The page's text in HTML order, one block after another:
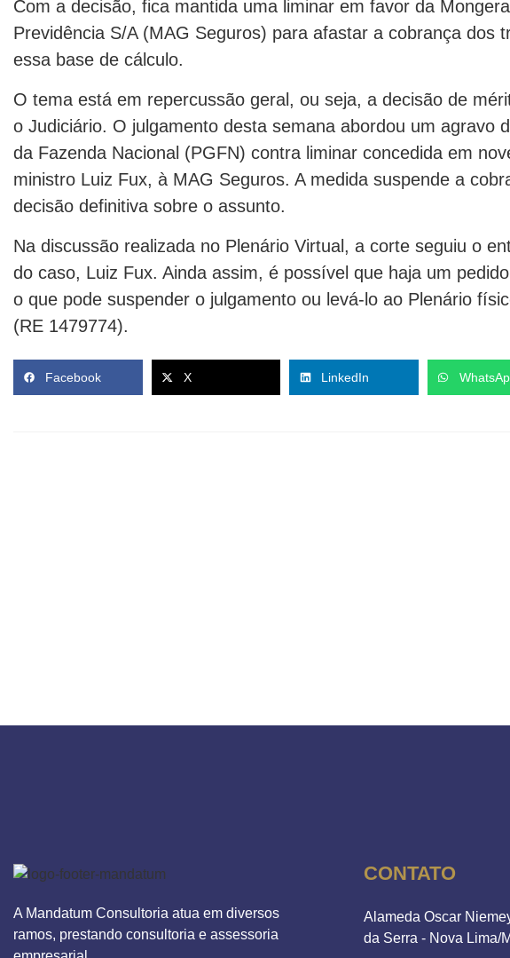
Com a decisão, fica mantida uma liminar em favor da
Previdência S/A (MAG Seguros) para afastar a cobrança dos
essa base de cálculo.
O tema está em repercussão geral, ou seja, a decisão de
o Judiciário. O julgamento desta semana abordou um agravo
da Fazenda Nacional (PGFN) contra liminar concedida em
ministro Luiz Fux, à MAG Seguros. A medida suspende a
decisão definitiva sobre o assunto.
Na discussão realizada no Plenário Virtual, a corte seguiu o
do caso, Luiz Fux. Ainda assim, é possível que haja um
o que pode suspender o julgamento ou levá-lo ao Plenário
(RE 1479774).
Facebook X LinkedIn
A Mandatum Consultoria atua em diversos
ramos, prestando consultoria e assessoria
CONTATO
Alameda Oscar
da Serra - Nova Lima/